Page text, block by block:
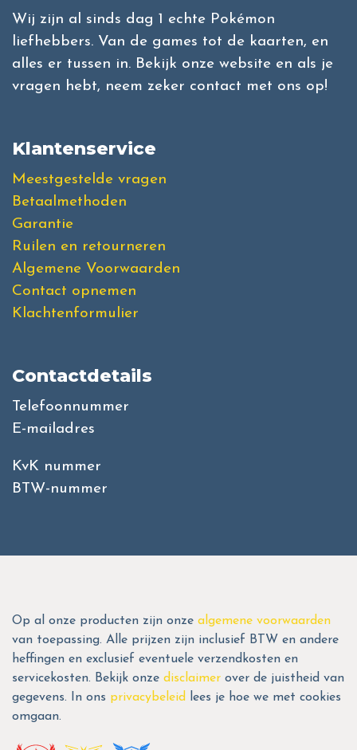
Wij zijn al sinds dag 1 echte Pokémon
liefhebbers. Van de games tot de kaarten, en
alles er tussen in. Bekijk onze website en als je
vragen hebt, neem zeker contact met ons op!
Klantenservice
Meestgestelde vragen
Betaalmethoden
Garantie
Ruilen en retourneren
Algemene Voorwaarden
Contact opnemen
Klachtenformulier
Contactdetails
Telefoonnummer
E-mailadres
KvK nummer
BTW-nummer
Op al onze producten zijn onze algemene voorwaarden
van toepassing. Alle prijzen zijn inclusief BTW en andere
heffingen en exclusief eventuele verzendkosten en
servicekosten. Bekijk onze disclaimer over de juistheid van
gegevens. In ons privacybeleid
lees je hoe we met cookies
omgaan.